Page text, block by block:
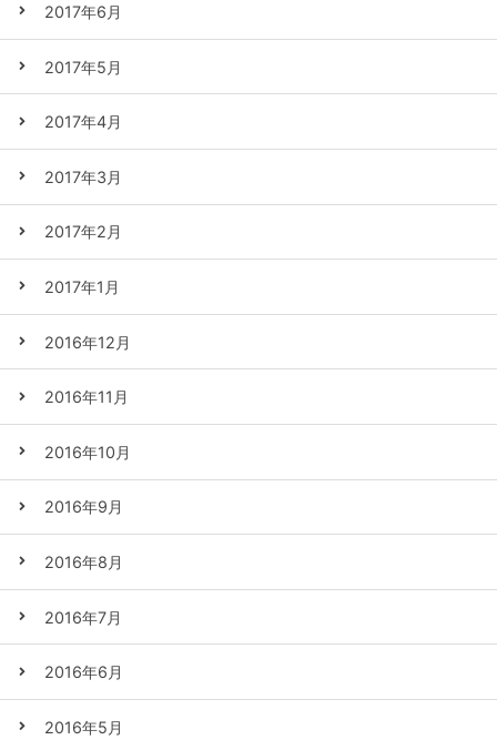
2017年6月
2017年5月
2017年4月
2017年3月
2017年2月
2017年1月
2016年12月
2016年11月
2016年10月
2016年9月
2016年8月
2016年7月
2016年6月
2016年5月